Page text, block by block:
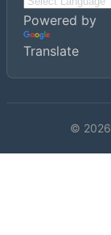
Powered by
Translate
© 2026